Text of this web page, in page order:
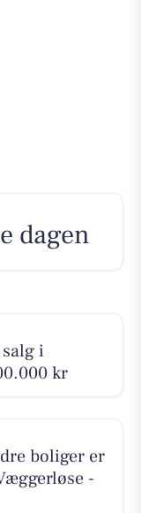
dagen
i
kr
boliger er
-